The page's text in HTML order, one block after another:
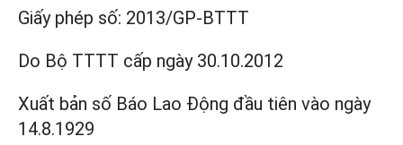
Giấy phép số: 2013/GP-BTTT
Do Bộ TTTT cấp ngày 30.10.2012
Xuất bản số Báo Lao Động đầu tiên vào ngày
14.8.1929